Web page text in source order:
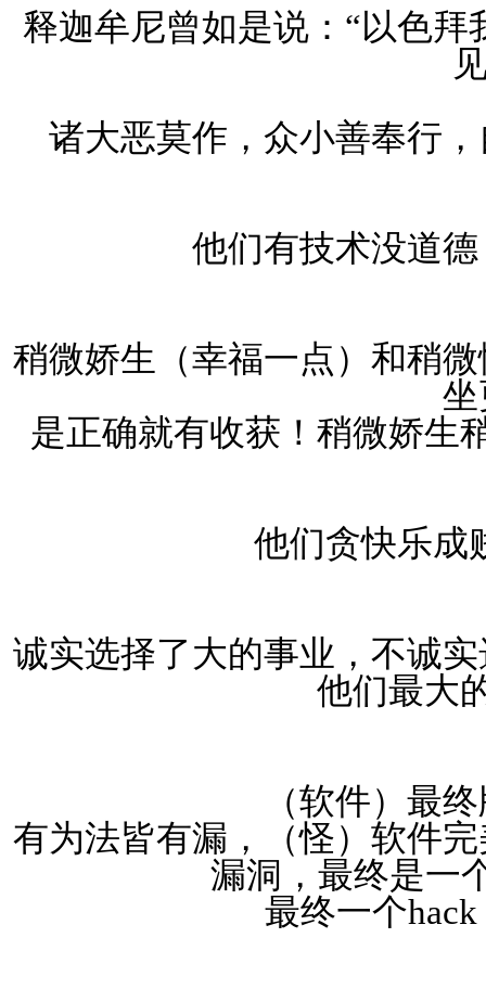
释迦牟尼曾如是说：“以色
诸大恶莫作，众小善奉行
他们有技术没道
稍微娇生（幸福一点）和稍
坐
是正确就有收获！稍微娇生
他们贪快乐成
诚实选择了大的事业，不诚
他们最大
（软件）最
有为法皆有漏，（怪）软件
漏洞，最终是一
最终一个